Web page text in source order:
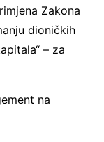
Zakona
dioničkih
– za
na